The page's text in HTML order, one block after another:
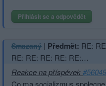
Přihlásit se a odpovědět
Smazaný | Předmět: RE:
RE: RE: RE: RE: RE:…
Reakce na příspěvek#56049
Co ma socializmus